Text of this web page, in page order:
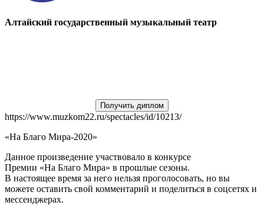
Алтайский государственный музыкальный театр
Получить диплом
https://www.muzkom22.ru/spectacles/id/10213/
«На Благо Мира-2020»
Данное произведение участвовало в конкурсе
Премии «На Благо Мира» в прошлые сезоны.
В настоящее время за него нельзя проголосовать, но вы
можете оставить свой комментарий и поделиться в соцсетях и
мессенджерах.